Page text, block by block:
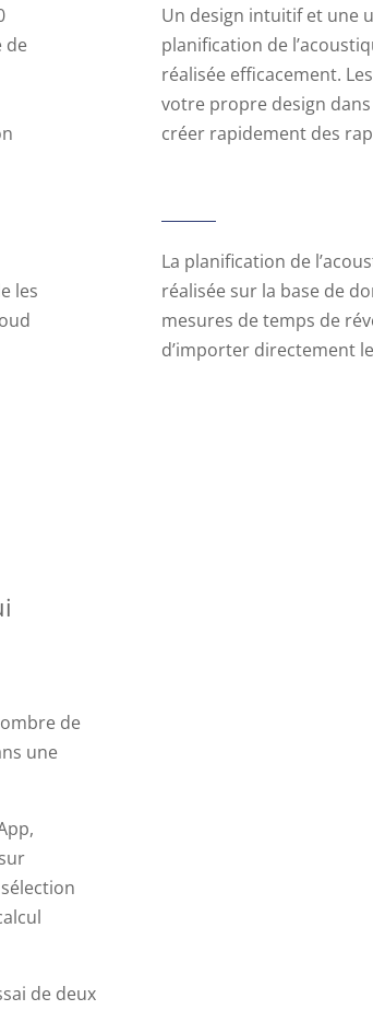
de
les
Un design intuitif et une
planification de
réalisée efficacement.
votre propre design
créer rapidement des
La planification de
réalisée sur la base de
mesures de temps de
d’importer directement
de
une
de deux